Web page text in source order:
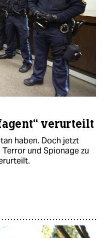
verurteilt
haben. Doch jetzt
und Spionage zu